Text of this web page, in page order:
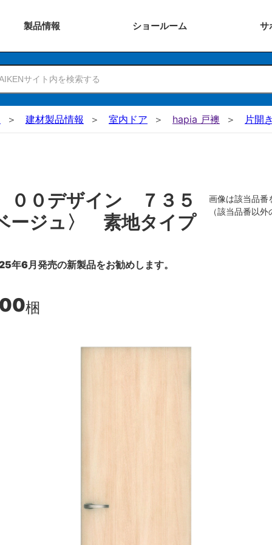
製品情報 ショールーム サ
建材製品情報 室内ドア hapia 戸襖 片開
０デザイン ７３５
ジュ〉 素地タイプ
年6月発売の新製品をお勧めします。
梱
画像は該当品番
（該当品番以